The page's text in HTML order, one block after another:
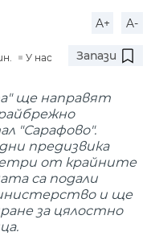
A+ A-
У нас Запази
ще направят
"Сарафово".
предизвика
от крайните
са подали
и ще
за цялостно